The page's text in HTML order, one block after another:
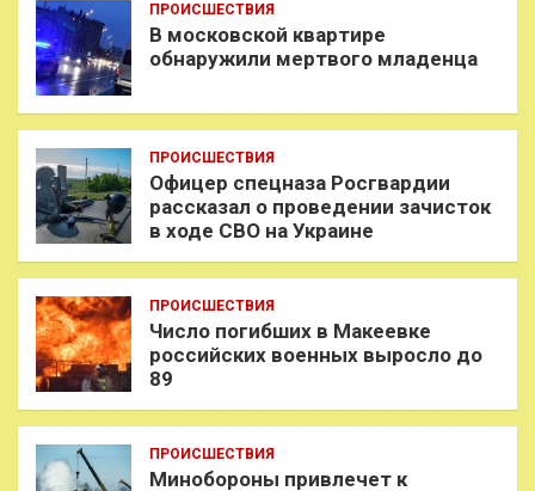
ПРОИСШЕСТВИЯ
В московской квартире
обнаружили мертвого младенца
ПРОИСШЕСТВИЯ
Офицер спецназа Росгвардии
рассказал о проведении зачисток
в ходе СВО на Украине
ПРОИСШЕСТВИЯ
Число погибших в Макеевке
российских военных выросло до
89
ПРОИСШЕСТВИЯ
Минобороны привлечет к